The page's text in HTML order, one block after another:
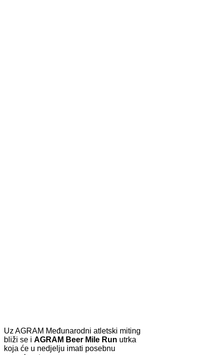
Uz AGRAM Međunarodni atletski miting
bliži se i AGRAM Beer Mile Run utrka
koja će u nedjelju imati posebnu